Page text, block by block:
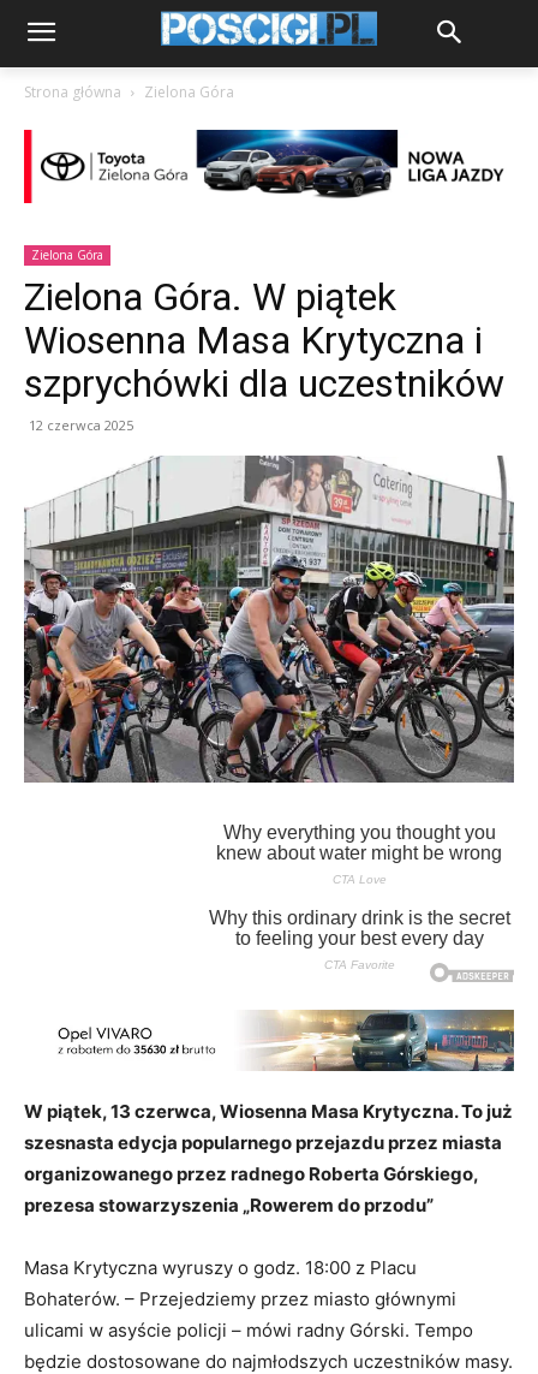
Strona główna Zielona Góra
Zielona Góra
Zielona Góra. W piątek
Wiosenna Masa Krytyczna i
szprychówki dla uczestników
12 czerwca 2025
W piątek, 13 czerwca, Wiosenna Masa Krytyczna. To już
szesnasta edycja popularnego przejazdu przez miasta
organizowanego przez radnego Roberta Górskiego,
prezesa stowarzyszenia „Rowerem do przodu”
Masa Krytyczna wyruszy o godz. 18:00 z Placu
Bohaterów. – Przejedziemy przez miasto głównymi
ulicami w asyście policji – mówi radny Górski. Tempo
będzie dostosowane do najmłodszych uczestników masy.